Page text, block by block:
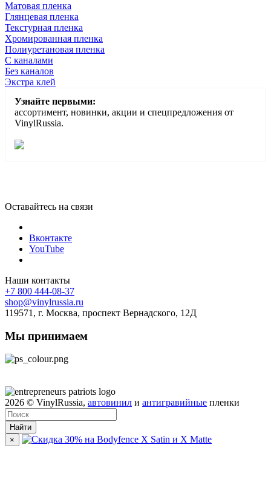
Матовая пленка
Глянцевая пленка
Текстурная пленка
Хромированная пленка
Полиуретановая пленка
С каналами
Без каналов
Экстра клей
Узнайте первыми:
ассортимент, новинки, акции и спецпредложения от
VinylRussia.
Оставайтесь на связи
Вконтакте
YouTube
Наши контакты
+7 800 444-08-37
shop@vinylrussia.ru
119571, г. Москва, проспект Вернадского, 12Д
Мы принимаем
2026 © VinylRussia, автовинил и антигравийные пленки
Найти
×